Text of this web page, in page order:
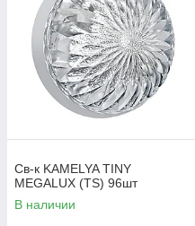
Св-к KAMELYA TINY
MEGALUX (TS) 96шт
В наличии